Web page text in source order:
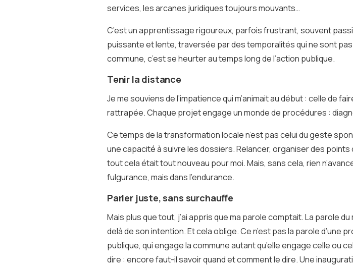
services, les arcanes juridiques toujours mouvants…
C’est un apprentissage rigoureux, parfois frustrant, souvent
puissante et lente, traversée par des temporalités qui ne sont pas
commune, c’est se heurter au temps long de l’action publique.
Tenir la distance
Je me souviens de l’impatience qui m’animait au début : celle de
rattrapée. Chaque projet engage un monde de procédures :
Ce temps de la transformation locale n’est pas celui du geste
une capacité à suivre les dossiers. Relancer, organiser des
tout cela était tout nouveau pour moi. Mais, sans cela, rien
fulgurance, mais dans l’endurance.
Parler juste, sans surchauffe
Mais plus que tout, j’ai appris que ma parole comptait. La parole
delà de son intention. Et cela oblige. Ce n’est pas la parole d’une
publique, qui engage la commune autant qu’elle engage celle ou
dire : encore faut-il savoir quand et comment le dire. Une